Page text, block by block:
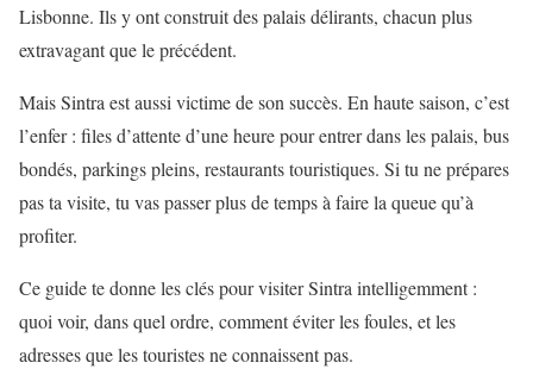
Lisbonne. Ils y ont construit des palais délirants, chacun plus
extravagant que le précédent.
Mais Sintra est aussi victime de son succès. En haute saison, c’est
l’enfer : files d’attente d’une heure pour entrer dans les palais, bus
bondés, parkings pleins, restaurants touristiques. Si tu ne prépares
pas ta visite, tu vas passer plus de temps à faire la queue qu’à
profiter.
Ce guide te donne les clés pour visiter Sintra intelligemment :
quoi voir, dans quel ordre, comment éviter les foules, et les
adresses que les touristes ne connaissent pas.